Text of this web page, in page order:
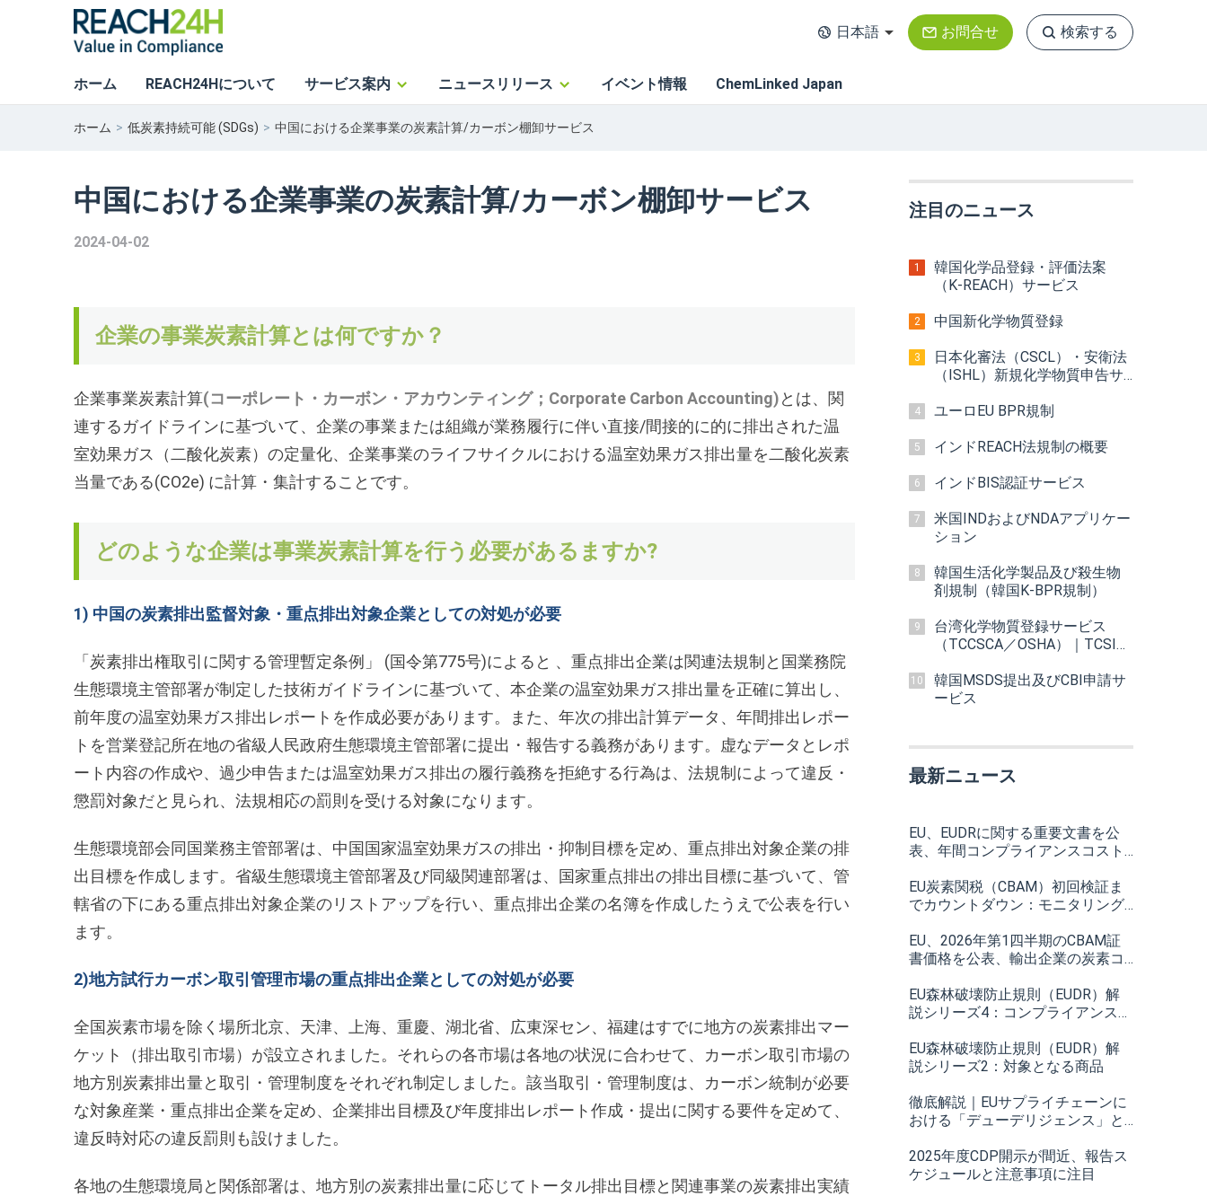
日本語 お問合せ 検索する
ホーム REACH24Hについて サービス案内 ニュースリリース イベント情報 ChemLinked Japan
ホーム 低炭素持続可能 (SDGs) 中国における企業事業の炭素計算/カーボン棚卸サービス
中国における企業事業の炭素計算/カーボン棚卸サービス
2024-04-02
企業の事業炭素計算とは何ですか？
企業事業炭素計算(コーポレート・カーボン・アカウンティング；Corporate Carbon Accounting)とは、関
連するガイドラインに基づいて、企業の事業または組織が業務履行に伴い直接/間接的に的に排出された温
室効果ガス（二酸化炭素）の定量化、企業事業のライフサイクルにおける温室効果ガス排出量を二酸化炭素
当量である(CO2e) に計算・集計することです。
どのような企業は事業炭素計算を行う必要があるますか?
1) 中国の炭素排出監督対象・重点排出対象企業としての対処が必要
「炭素排出権取引に関する管理暫定条例」 (国令第775号)によると 、重点排出企業は関連法規制と国業務院
生態環境主管部署が制定した技術ガイドラインに基づいて、本企業の温室効果ガス排出量を正確に算出し、
前年度の温室効果ガス排出レポートを作成必要があります。また、年次の排出計算データ、年間排出レポー
トを営業登記所在地の省級人民政府生態環境主管部署に提出・報告する義務があります。虚なデータとレポ
ート内容の作成や、過少申告または温室効果ガス排出の履行義務を拒絶する行為は、法規制によって違反・
懲罰対象だと見られ、法規相応の罰則を受ける対象になります。
生態環境部会同国業務主管部署は、中国国家温室効果ガスの排出・抑制目標を定め、重点排出対象企業の排
出目標を作成します。省級生態環境主管部署及び同級関連部署は、国家重点排出の排出目標に基づいて、管
轄省の下にある重点排出対象企業のリストアップを行い、重点排出企業の名簿を作成したうえで公表を行い
ます。
2)地方試行カーボン取引管理市場の重点排出企業としての対処が必要
全国炭素市場を除く場所北京、天津、上海、重慶、湖北省、広東深セン、福建はすでに地方の炭素排出マー
ケット（排出取引市場）が設立されました。それらの各市場は各地の状況に合わせて、カーボン取引市場の
地方別炭素排出量と取引・管理制度をそれぞれ制定しました。該当取引・管理制度は、カーボン統制が必要
な対象産業・重点排出企業を定め、企業排出目標及び年度排出レポート作成・提出に関する要件を定めて、
違反時対応の違反罰則も設けました。
各地の生態環境局と関係部署は、地方別の炭素排出量に応じてトータル排出目標と関連事業の炭素排出実績
注目のニュース
1
韓国化学品登録・評価法案
（K-REACH）サービス
2 中国新化学物質登録
3
日本化審法（CSCL）・安衛法
（ISHL）新規化学物質申告サ
4 ユーロEU BPR規制
5 インドREACH法規制の概要
6 インドBIS認証サービス
7
米国INDおよびNDAアプリケー
ション
8
韓国生活化学製品及び殺生物
剤規制（韓国K-BPR規制）
9
台湾化学物質登録サービス
（TCCSCA／OSHA）｜TCSI調
10
韓国MSDS提出及びCBI申請サ
ービス
最新ニュース
EU、EUDRに関する重要文書を公
表、年間コンプライアンスコスト
EU炭素関税（CBAM）初回検証ま
でカウントダウン：モニタリング
EU、2026年第1四半期のCBAM証
書価格を公表、輸出企業の炭素コ
EU森林破壊防止規則（EUDR）解
説シリーズ4：コンプライアンスの
EU森林破壊防止規則（EUDR）解
説シリーズ2：対象となる商品
徹底解説｜EUサプライチェーンに
おける「デューデリジェンス」と
要性及び実施プロセス
2025年度CDP開示が間近、報告ス
ケジュールと注意事項に注目